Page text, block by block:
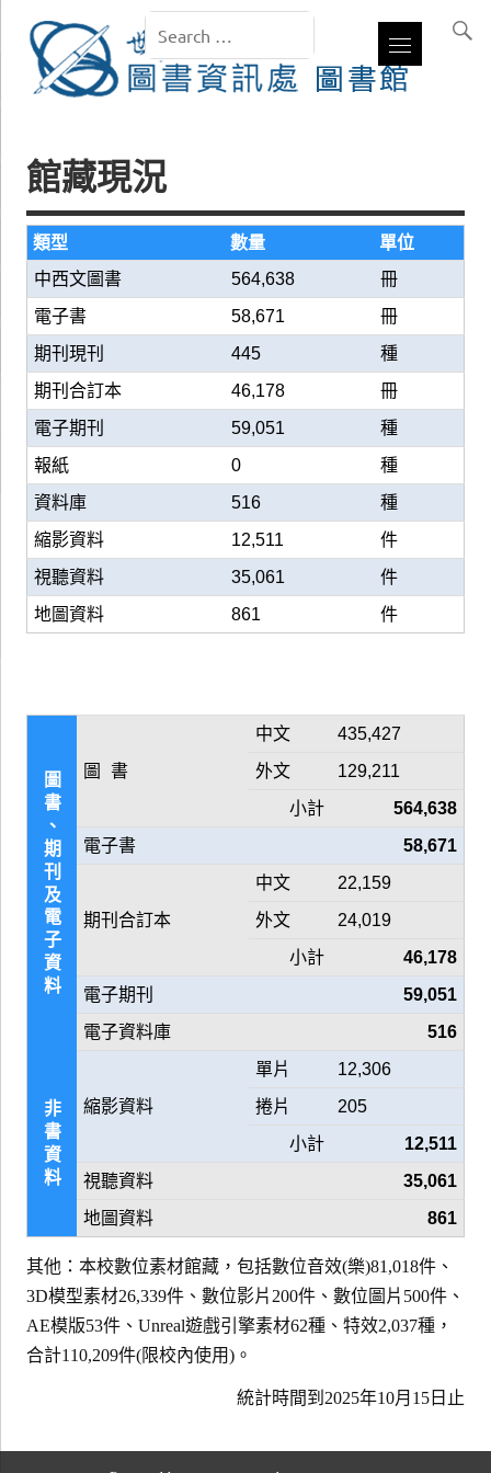
館藏現況
類型 數量
單位
中西文圖書
564,638
冊
電子書
58,671
冊
期刊現刊
445
種
期刊合訂本
46,178
冊
電子期刊
59,051
種
報紙
0
種
資料庫
516
種
縮影資料
12,511
件
視聽資料
35,061
件
地圖資料
861 件
圖
書
、
期
刊
及
電
子
資
料
圖 書
中文
435,427
外文
129,211
小計
564,638
電子書
58,671
期刊合訂本
中文
22,159
外文
24,019
小計
46,178
電子期刊
59,051
電子資料庫
516
非
書
資
料
縮影資料
單片
12,306
捲片
205
小計
12,511
視聽資料
35,061
地圖資料
861
其他：本校數位素材館藏，包括數位音效(樂)81,018件、
3D模型素材26,339件、數位影片200件、數位圖片500件、
AE模版53件、Unreal遊戲引擎素材62種、特效2,037種，
合計110,209件(限校內使用)。
統計時間到2025年10月15日止